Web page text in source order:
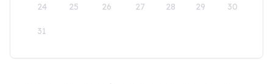
24 25 26 27 28 29 30
31